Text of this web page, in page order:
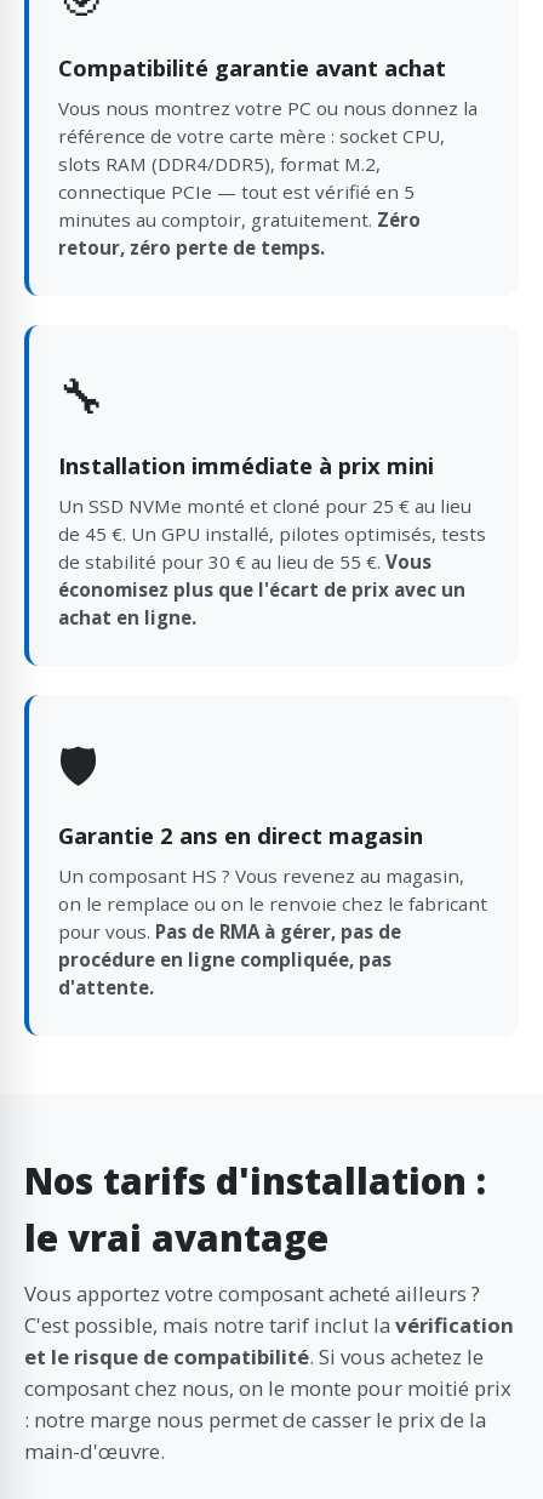
Compatibilité garantie avant achat
Vous nous montrez votre PC ou nous donnez la
référence de votre carte mère : socket CPU,
slots RAM (DDR4/DDR5), format M.2,
connectique PCIe — tout est vérifié en 5
minutes au comptoir, gratuitement. Zéro
retour, zéro perte de temps.
🔧
Installation immédiate à prix mini
Un SSD NVMe monté et cloné pour 25 € au lieu
de 45 €. Un GPU installé, pilotes optimisés, tests
de stabilité pour 30 € au lieu de 55 €. Vous
économisez plus que l'écart de prix avec un
achat en ligne.
🛡️
Garantie 2 ans en direct magasin
Un composant HS ? Vous revenez au magasin,
on le remplace ou on le renvoie chez le fabricant
pour vous. Pas de RMA à gérer, pas de
procédure en ligne compliquée, pas
d'attente.
Nos tarifs d'installation :
le vrai avantage
Vous apportez votre composant acheté ailleurs ?
C'est possible, mais notre tarif inclut la vérification
et le risque de compatibilité. Si vous achetez le
composant chez nous, on le monte pour moitié prix
: notre marge nous permet de casser le prix de la
main-d'œuvre.